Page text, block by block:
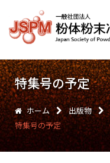
特集号の予定
ホーム 出版物
特集号の予定